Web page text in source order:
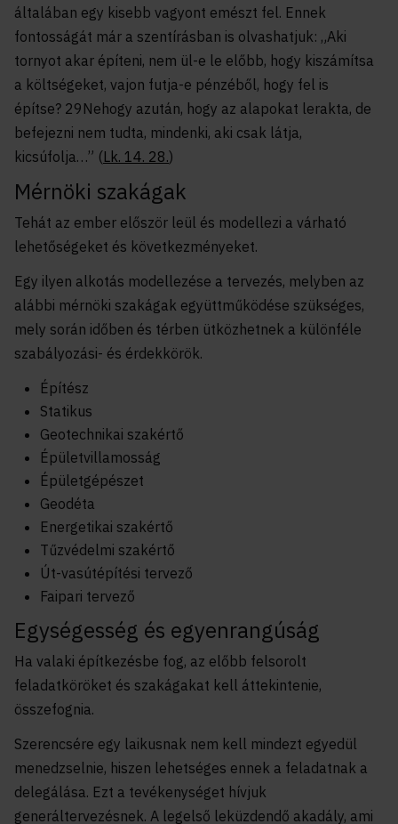
általában egy kisebb vagyont emészt fel. Ennek
fontosságát már a szentírásban is olvashatjuk: „Aki
tornyot akar építeni, nem ül-e le előbb, hogy kiszámítsa
a költségeket, vajon futja-e pénzéből, hogy fel is
építse? 29 Nehogy azután, hogy az alapokat lerakta, de
befejezni nem tudta, mindenki, aki csak látja,
kicsúfolja…” (Lk. 14. 28.)
Mérnöki szakágak
Tehát az ember először leül és modellezi a várható
lehetőségeket és következményeket.
Egy ilyen alkotás modellezése a tervezés, melyben az
alábbi mérnöki szakágak együttműködése szükséges,
mely során időben és térben ütközhetnek a különféle
szabályozási- és érdekkörök.
Építész
Statikus
Geotechnikai szakértő
Épületvillamosság
Épületgépészet
Geodéta
Energetikai szakértő
Tűzvédelmi szakértő
Út-vasútépítési tervező
Faipari tervező
Egységesség és egyenrangúság
Ha valaki építkezésbe fog, az előbb felsorolt
feladatköröket és szakágakat kell áttekintenie,
összefognia.
Szerencsére egy laikusnak nem kell mindezt egyedül
menedzselnie, hiszen lehetséges ennek a feladatnak a
delegálása. Ezt a tevékenységet hívjuk
generáltervezésnek. A legelső leküzdendő akadály, ami